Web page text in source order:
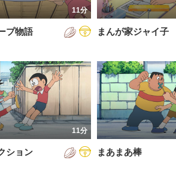
11分
プ物語 まんが家ジャイ子
11分
ション まあまあ棒